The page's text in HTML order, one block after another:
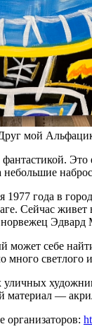
мой
фантастикой.
небольшие
года в
Сейчас
себе
много
уличных
—
организаторов: